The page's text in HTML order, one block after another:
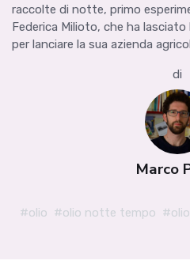
raccolte di notte, primo
Federica Milioto, che ha
per lanciare la sua azienda
di
Marco
#olio #olio notte tempo